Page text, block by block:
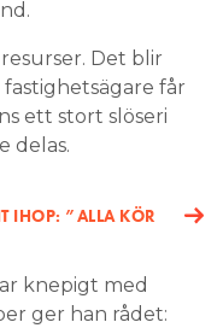
Det blir
får
ett stort slöseri
delas.
IHOP: ”ALLA KÖR
knepigt med
ger han rådet: